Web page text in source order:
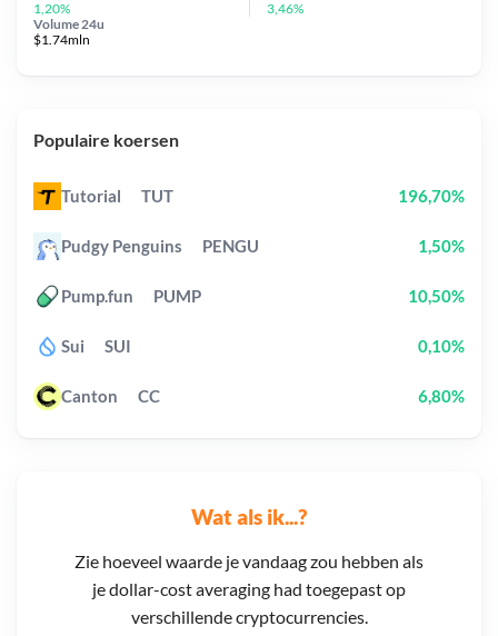
Wat als ik...?
Zie hoeveel waarde je vandaag zou hebben als
je dollar-cost averaging had toegepast op
verschillende cryptocurrencies.
1,20%
Volume 24u
$1.74mln
3,46%
Populaire koersen
Tutorial TUT 196,70%
Pudgy Penguins PENGU 1,50%
Pump.fun PUMP 10,50%
Sui SUI 0,10%
Canton CC 6,80%